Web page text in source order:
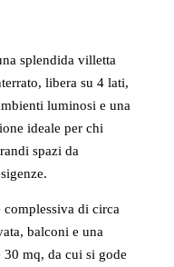
splendida villetta
libera su 4 lati,
luminosi e una
ideale per chi
spazi da
di circa
balconi e una
30 mq, da cui si gode